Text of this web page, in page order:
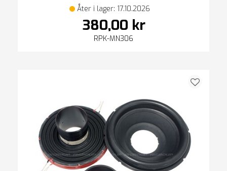
Åter i lager: 17.10.2026
380,00 kr
RPK-MN306